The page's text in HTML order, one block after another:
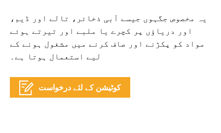
یہ مخصوص جگہوں جیسے آبی ذخائر، تالے اور ڈیم،
اور دریاؤں پر کچرے یا ملبے اور تیرتے ہوئے
مواد کو پکڑنے اور صاف کرنے میں مشغول ہونے کے
لیے استعمال ہوتا ہے۔
کوٹیشن کے لئے درخواست